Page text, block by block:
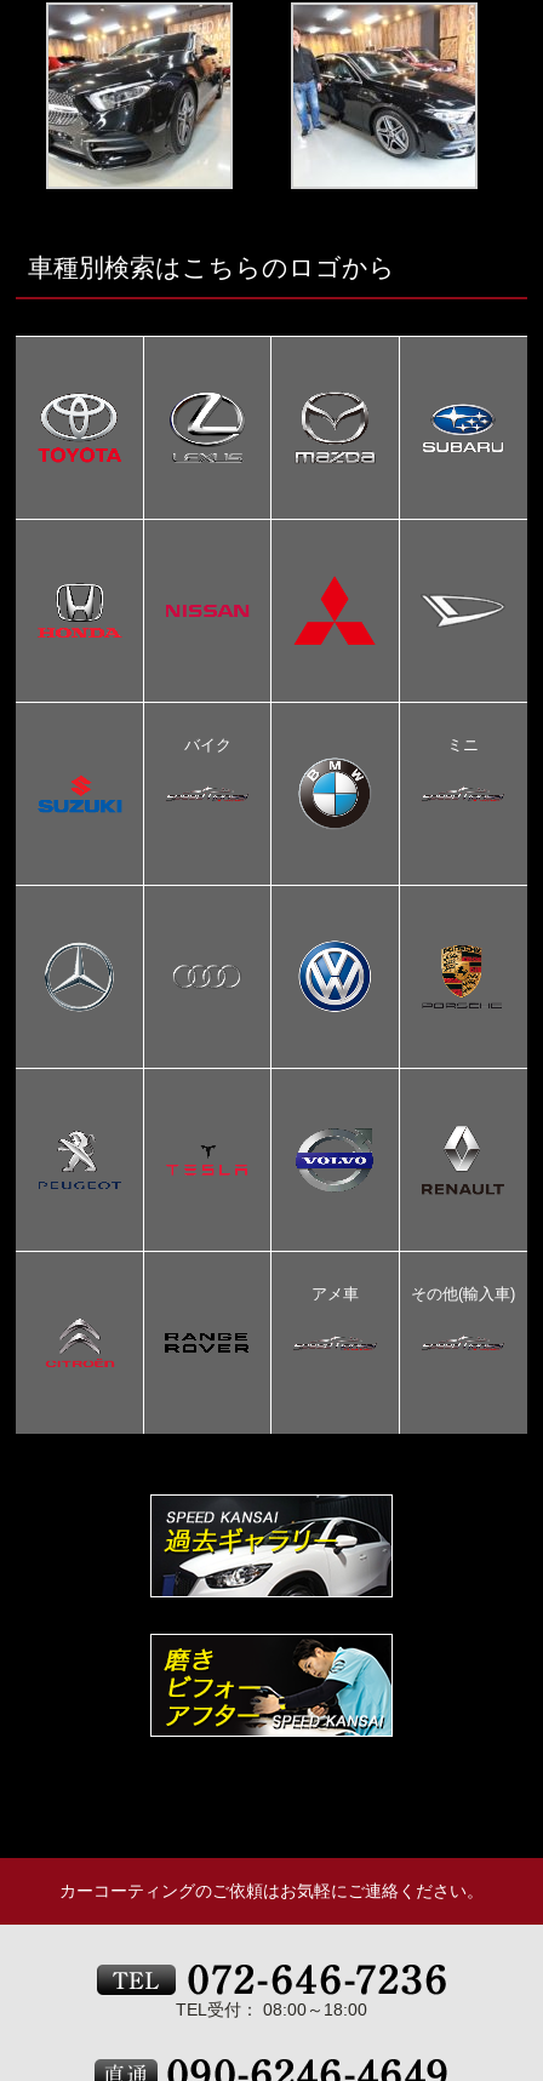
車種別検索はこちらのロゴから
バイク ミニ
アメ車 その他(輸入車)
カーコーティングのご依頼はお気軽にご連絡ください。
TEL受付： 08:00～18:00